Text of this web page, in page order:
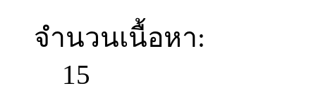
จำนวนเนื้อหา:
15